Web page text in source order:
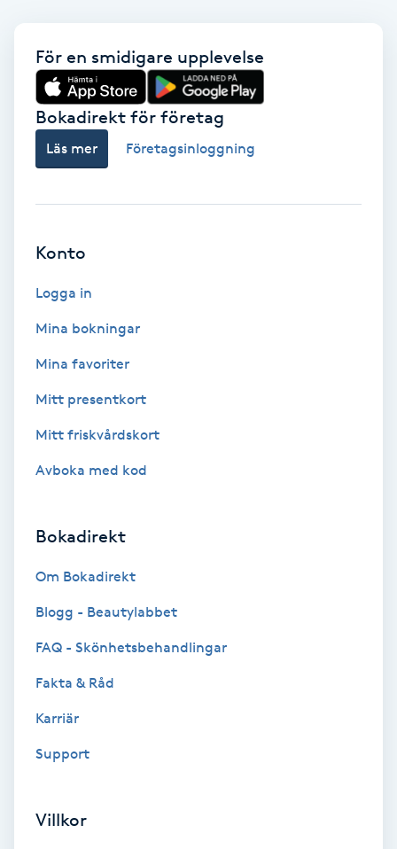
Koppningsmassage
Kosmetisk tatuering
Kroppspeeling
Käkledsbehandling
Liktornar
LPG
LPG-massage
För en smidigare upplevelse
Bokadirekt för företag
Läs mer Företagsinloggning
Konto
Logga in
Mina bokningar
Mina favoriter
Mitt presentkort
Mitt friskvårdskort
Avboka med kod
Bokadirekt
Om Bokadirekt
Blogg - Beautylabbet
FAQ - Skönhetsbehandlingar
Fakta & Råd
Karriär
Support
Villkor